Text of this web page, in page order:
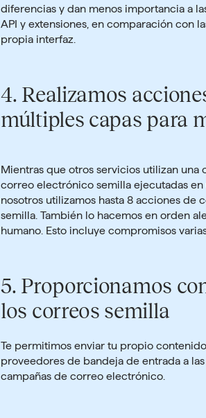
diferencias y dan menos importancia a
API y extensiones, en comparación con
propia interfaz.
4. Realizamos
múltiples capas para
Mientras que otros servicios utilizan
correo electrónico semilla ejecutadas
nosotros utilizamos hasta 8 acciones de
semilla. También lo hacemos en orden
humano. Esto incluye compromisos
5. Proporcionamos
los correos semilla
Te permitimos enviar tu propio contenido
proveedores de bandeja de entrada a
campañas de correo electrónico.